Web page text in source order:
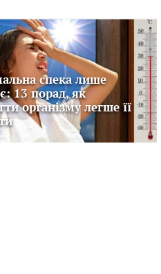
спека лише
13 порад, як
організму легше її